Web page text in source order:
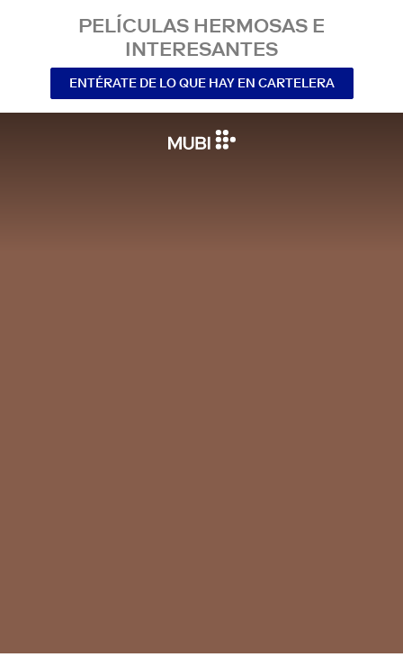
PELÍCULAS HERMOSAS E
INTERESANTES
ENTÉRATE DE LO QUE HAY EN CARTELERA